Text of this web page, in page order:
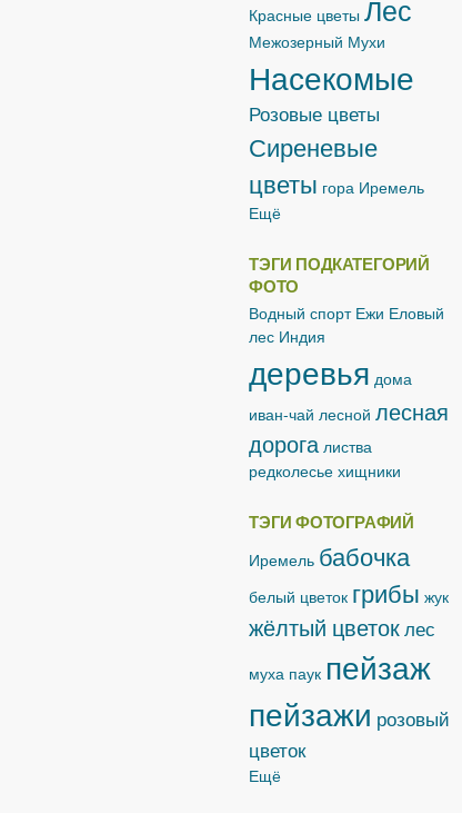
Красные цветы Лес
Межозерный Мухи
Насекомые
Розовые цветы
Сиреневые
цветы гора Иремель
Ещё
ТЭГИ ПОДКАТЕГОРИЙ
ФОТО
Водный спорт Ежи Еловый
лес Индия
деревья дома
иван-чай лесной лесная
дорога листва
редколесье хищники
ТЭГИ ФОТОГРАФИЙ
Иремель бабочка
белый цветок грибы жук
жёлтый цветоклес
муха паук пейзаж
пейзажи розовый
цветок
Ещё